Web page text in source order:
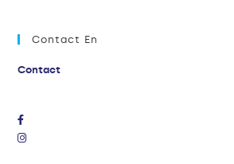
Contact En
Contact